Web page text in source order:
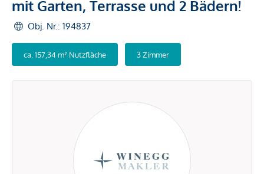
mit Garten, Terrasse und 2 Bädern!
Obj. Nr.: 194837
ca. 157,34 m² Nutzfläche 3 Zimmer